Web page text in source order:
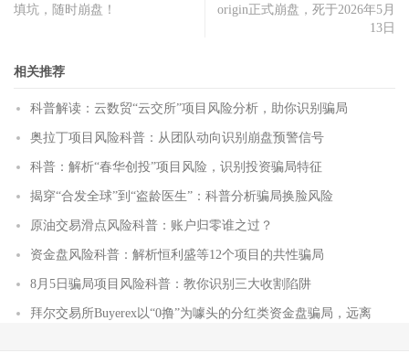
填坑，随时崩盘！
origin正式崩盘，死于2026年5月
13日
相关推荐
科普解读：云数贸“云交所”项目风险分析，助你识别骗局
奥拉丁项目风险科普：从团队动向识别崩盘预警信号
科普：解析“春华创投”项目风险，识别投资骗局特征
揭穿“合发全球”到“盗龄医生”：科普分析骗局换脸风险
原油交易滑点风险科普：账户归零谁之过？
资金盘风险科普：解析恒利盛等12个项目的共性骗局
8月5日骗局项目风险科普：教你识别三大收割陷阱
拜尔交易所Buyerex以“0撸”为噱头的分红类资金盘骗局，远离